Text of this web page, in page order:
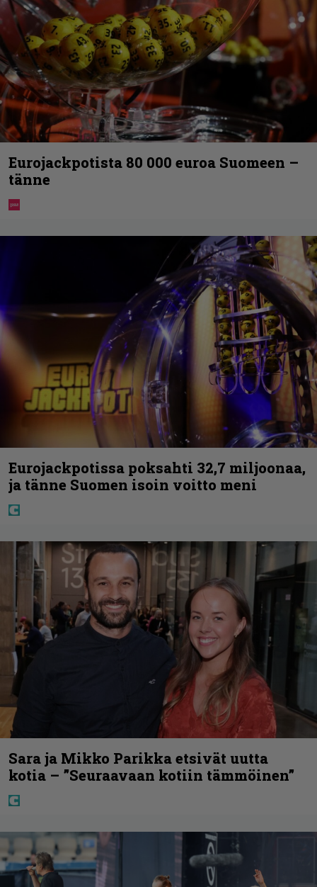
Eurojackpotista 80 000 euroa Suomeen –
tänne
Eurojackpotissa poksahti 32,7 miljoonaa,
ja tänne Suomen isoin voitto meni
Sara ja Mikko Parikka etsivät uutta
kotia – ”Seuraavaan kotiin tämmöinen”